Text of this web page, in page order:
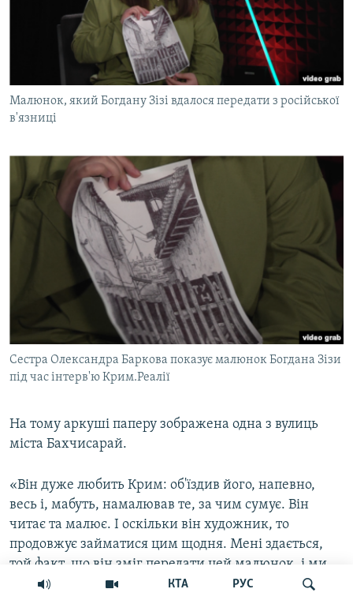
КТА РУС
Малюнок, який Богдану Зізі вдалося передати з російської
в'язниці
Сестра Олександра Баркова показує малюнок Богдана Зізи
під час інтерв'ю Крим.Реалії
На тому аркуші паперу зображена одна з вулиць
міста Бахчисарай.
«Він дуже любить Крим: об'їздив його, напевно,
весь і, мабуть, намалював те, за чим сумує. Він
читає та малює. І оскільки він художник, то
продовжує займатися цим щодня. Мені здається,
той факт, що він зміг передати цей малюнок, і ми
побачили, що він там живий, що він продовжує